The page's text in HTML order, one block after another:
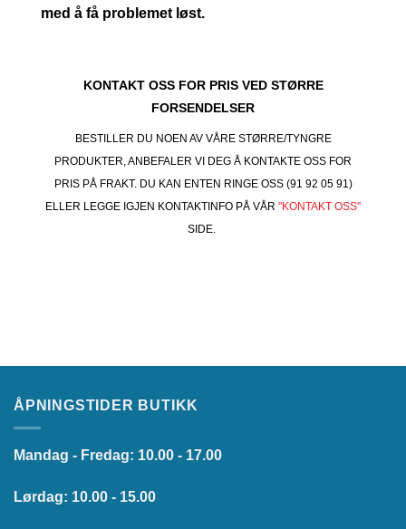
med å få problemet løst.
KONTAKT OSS FOR PRIS VED STØRRE
FORSENDELSER
BESTILLER DU NOEN AV VÅRE STØRRE/TYNGRE
PRODUKTER, ANBEFALER VI DEG Å KONTAKTE OSS FOR
PRIS PÅ FRAKT. DU KAN ENTEN RINGE OSS (91 92 05 91)
ELLER LEGGE IGJEN KONTAKTINFO PÅ VÅR "KONTAKT OSS"
SIDE.
ÅPNINGSTIDER BUTIKK
Mandag - Fredag: 10.00 - 17.00
Lørdag: 10.00 - 15.00